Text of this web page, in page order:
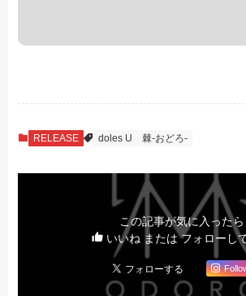
RELEASE doles U 棘-おどろ-
この記事が気に入ったら
いいね または フォローし